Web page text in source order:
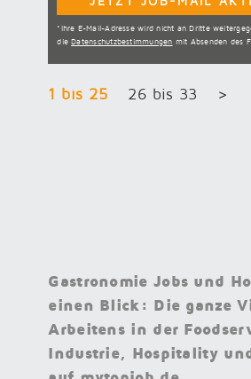
*Ihre E-Mail-Adresse wird nicht an Dritte
dieDatenschutzbestimmungen mit Absenden des
1 bis 25 26 bis 33 >
Gastronomie Jobs und
einen Blick: Die ganze
Arbeitens in der
Industrie, Hospitality